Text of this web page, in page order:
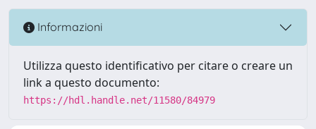
Informazioni
Utilizza questo identificativo per citare o creare un
link a questo documento:
https://hdl.handle.net/11580/84979